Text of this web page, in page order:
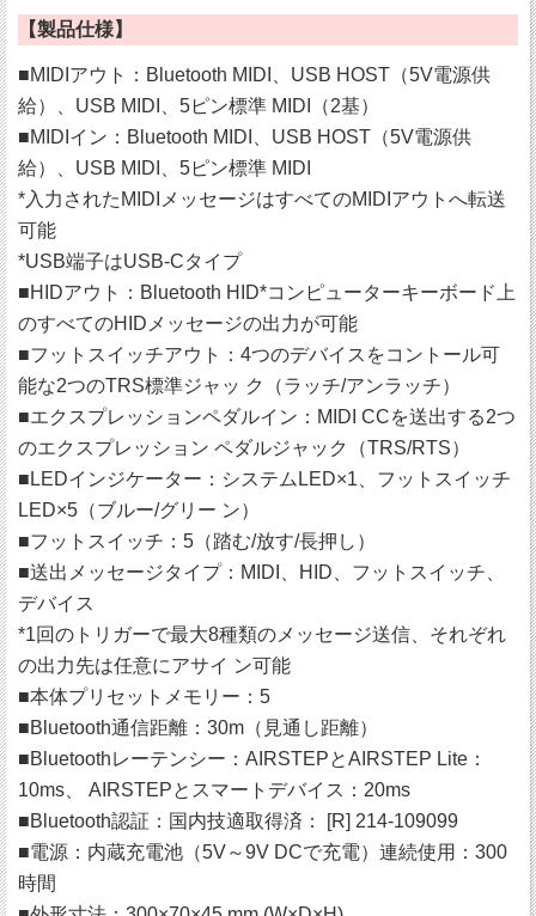
【製品仕様】
■MIDIアウト：Bluetooth MIDI、USB HOST（5V電源供
給）、USB MIDI、5ピン標準 MIDI（2基）
■MIDIイン：Bluetooth MIDI、USB HOST（5V電源供
給）、USB MIDI、5ピン標準 MIDI
*入力されたMIDIメッセージはすべてのMIDIアウトへ転送
可能
*USB端子はUSB-Cタイプ
■HIDアウト：Bluetooth HID*コンピューターキーボード上
のすべてのHIDメッセージの出力が可能
■フットスイッチアウト：4つのデバイスをコントール可
能な2つのTRS標準ジャッ ク（ラッチ/アンラッチ）
■エクスプレッションペダルイン：MIDI CCを送出する2つ
のエクスプレッション ペダルジャック（TRS/RTS）
■LEDインジケーター：システムLED×1、フットスイッチ
LED×5（ブルー/グリー ン）
■フットスイッチ：5（踏む/放す/長押し）
■送出メッセージタイプ：MIDI、HID、フットスイッチ、
デバイス
*1回のトリガーで最大8種類のメッセージ送信、それぞれ
の出力先は任意にアサイ ン可能
■本体プリセットメモリー：5
■Bluetooth通信距離：30m（見通し距離）
■Bluetoothレーテンシー：AIRSTEPとAIRSTEP Lite：
10ms、 AIRSTEPとスマートデバイス：20ms
■Bluetooth認証：国内技適取得済： [R] 214-109099
■電源：内蔵充電池（5V～9V DCで充電）連続使用：300
時間